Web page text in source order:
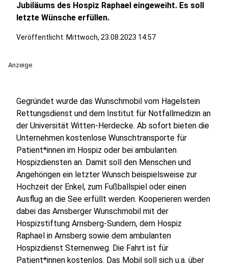
Jubiläums des Hospiz Raphael eingeweiht. Es soll
letzte Wünsche erfüllen.
Veröffentlicht: Mittwoch, 23.08.2023 14:57
Anzeige
Gegründet wurde das Wunschmobil vom Hagelstein
Rettungsdienst und dem Institut für Notfallmedizin an
der Universität Witten-Herdecke. Ab sofort bieten die
Unternehmen kostenlose Wunschtransporte für
Patient*innen im Hospiz oder bei ambulanten
Hospizdiensten an. Damit soll den Menschen und
Angehörigen ein letzter Wunsch beispielsweise zur
Hochzeit der Enkel, zum Fußballspiel oder einen
Ausflug an die See erfüllt werden. Kooperieren werden
dabei das Arnsberger Wunschmobil mit der
Hospizstiftung Arnsberg-Sundern, dem Hospiz
Raphael in Arnsberg sowie dem ambulanten
Hospizdienst Sternenweg. Die Fahrt ist für
Patient*innen kostenlos. Das Mobil soll sich u.a. über